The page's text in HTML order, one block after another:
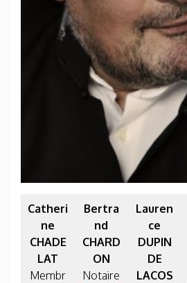
Catheri
ne
CHADE
LAT
Membr
Bertra
nd
CHARD
ON
Notaire
Lauren
ce
DUPIN
DE
LACOS